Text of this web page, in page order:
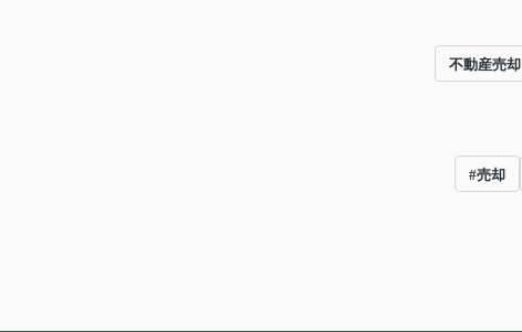
不動産売却
#売却